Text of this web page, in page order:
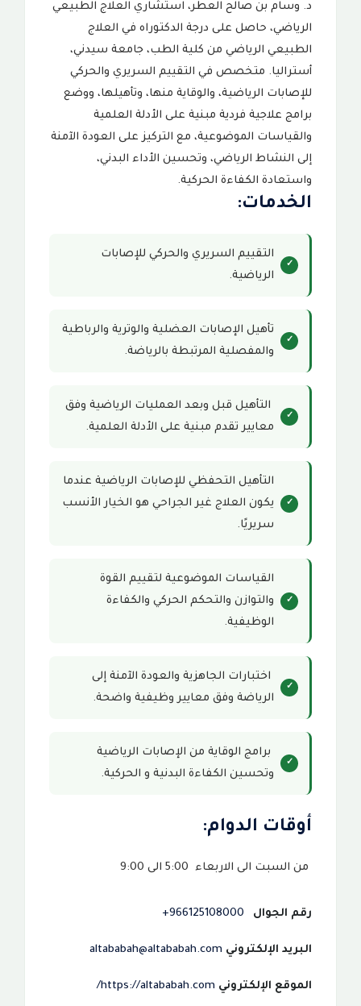
د. وسام بن صالح العطر، استشاري العلاج الطبيعي
الرياضي، حاصل على درجة الدكتوراه في العلاج
الطبيعي الرياضي من كلية الطب، جامعة سيدني،
أستراليا. متخصص في التقييم السريري والحركي
للإصابات الرياضية، والوقاية منها، وتأهيلها، ووضع
برامج علاجية فردية مبنية على الأدلة العلمية
والقياسات الموضوعية، مع التركيز على العودة الآمنة
إلى النشاط الرياضي، وتحسين الأداء البدني،
واستعادة الكفاءة الحركية.
الخدمات:
التقييم السريري والحركي للإصابات
الرياضية.
تأهيل الإصابات العضلية والوترية والرباطية
والمفصلية المرتبطة بالرياضة.
التأهيل قبل وبعد العمليات الرياضية وفق
معايير تقدم مبنية على الأدلة العلمية.
التأهيل التحفظي للإصابات الرياضية عندما
يكون العلاج غير الجراحي هو الخيار الأنسب
سريريًا.
القياسات الموضوعية لتقييم القوة
والتوازن والتحكم الحركي والكفاءة
الوظيفية.
اختبارات الجاهزية والعودة الآمنة إلى
الرياضة وفق معايير وظيفية واضحة.
برامج الوقاية من الإصابات الرياضية
وتحسين الكفاءة البدنية و الحركية.
أوقات الدوام:
من السبت الى الاربعاء 5:00 الى 9:00
رقم الجوال 966125108000+
البريد الإلكتروني altababah@altababah.com
الموقع الإلكتروني https://altababah.com/